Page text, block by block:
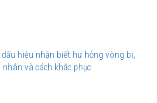
hiệu nhận biết hư hỏng vòng bi,
nhân và cách khắc phục